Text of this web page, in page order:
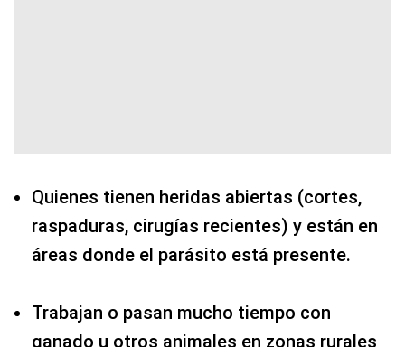
Quienes tienen heridas abiertas (cortes,
raspaduras, cirugías recientes) y están en
áreas donde el parásito está presente.
Trabajan o pasan mucho tiempo con
ganado u otros animales en zonas rurales